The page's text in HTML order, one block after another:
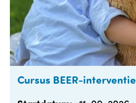
Cursus BEER-interventie